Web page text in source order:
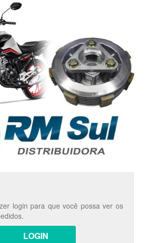
login para que você possa ver os
LOGIN